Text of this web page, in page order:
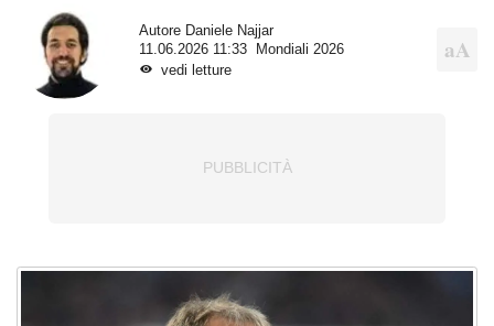
Autore Daniele Najjar
11.06.2026 11:33
Mondiali 2026
vedi letture